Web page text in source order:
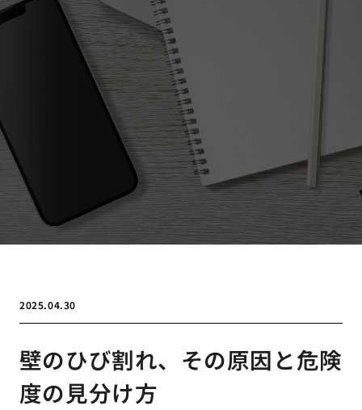
2025.04.30
壁のひび割れ、その原因と危険
度の見分け方